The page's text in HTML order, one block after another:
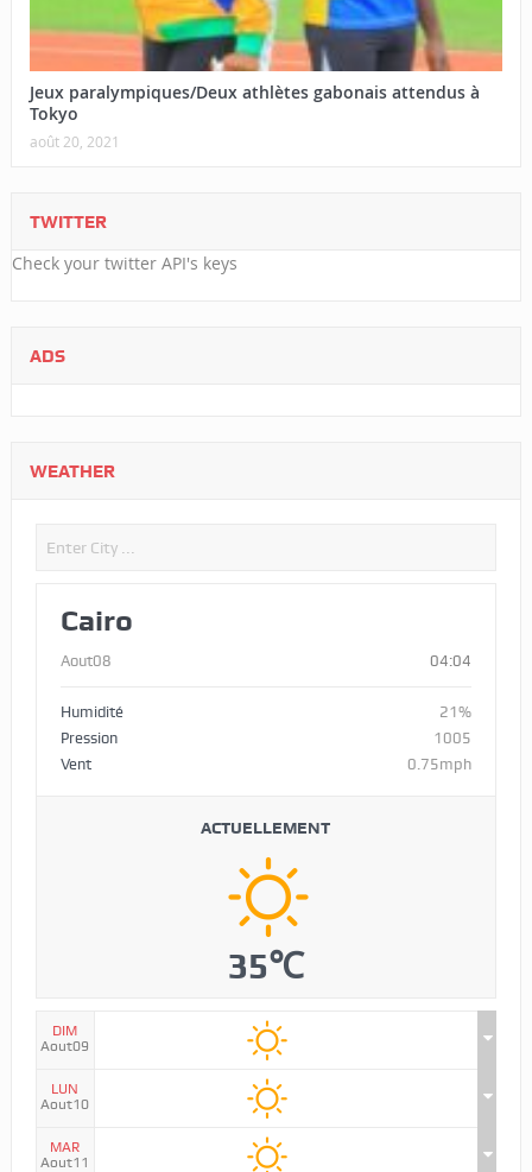
Jeux paralympiques/Deux athlètes gabonais attendus à
Tokyo
août 20, 2021
TWITTER
Check your twitter API's keys
ADS
WEATHER
Cairo
Aout08 04:04
Humidité
21%
Pression
1005
Vent
0.75mph
ACTUELLEMENT
35℃
DIM
Aout09
LUN
Aout10
MAR
Aout11